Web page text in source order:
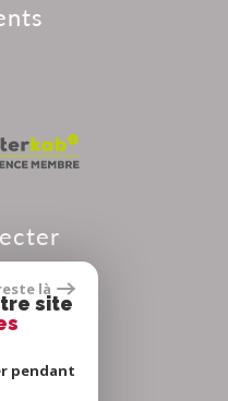
là
site
pendant